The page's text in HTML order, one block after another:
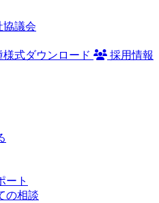
協議会
様式ダウンロード 採用情報
ート
の相談